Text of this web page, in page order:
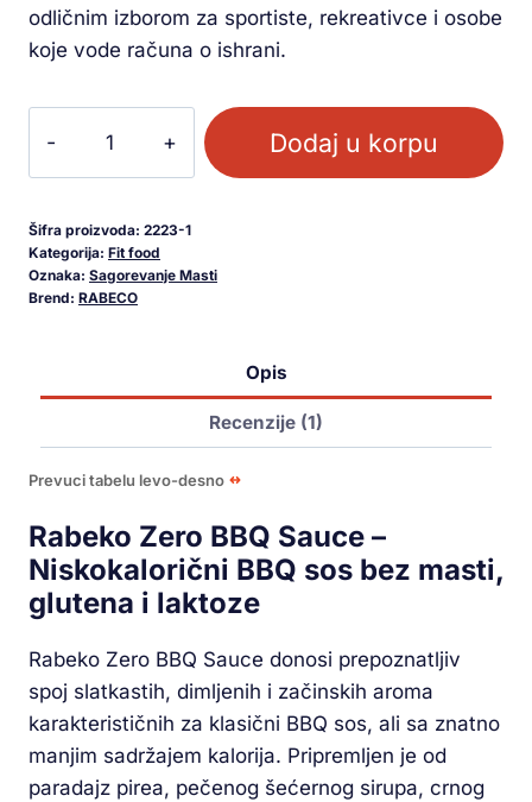
odličnim izborom za sportiste, rekreativce i osobe
koje vode računa o ishrani.
Dodaj u korpu
Šifra proizvoda: 2223-1
Kategorija: Fit food
Oznaka: Sagorevanje Masti
Brend: RABECO
Opis
Recenzije (1)
Prevuci tabelu levo-desno
Rabeko Zero BBQ Sauce –
Niskokalorični BBQ sos bez masti,
glutena i laktoze
Rabeko Zero BBQ Sauce donosi prepoznatljiv
spoj slatkastih, dimljenih i začinskih aroma
karakterističnih za klasični BBQ sos, ali sa znatno
manjim sadržajem kalorija. Pripremljen je od
paradajz pirea, pečenog šećernog sirupa, crnog